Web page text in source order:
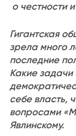
о честности
Гигантская
зрела много
последние
Какие
себе власть,
вопросами
Явлинскому.